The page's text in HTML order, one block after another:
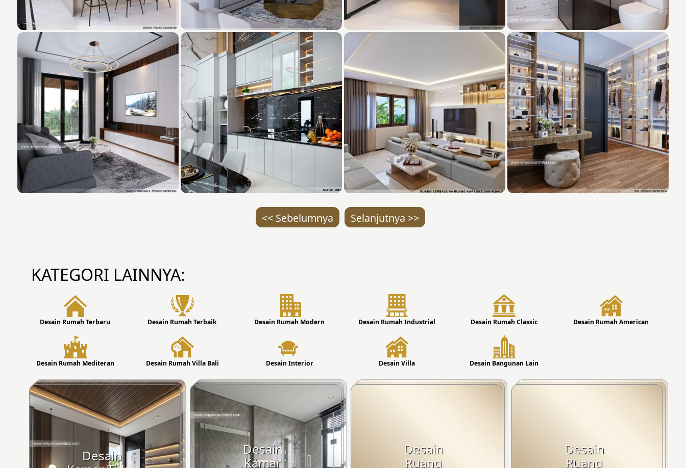
<< Sebelumnya Selanjutnya >>
KATEGORI LAINNYA:
Desain Rumah Terbaru Desain Rumah Terbaik Desain Rumah Modern Desain Rumah Industrial Desain Rumah Classic Desain Rumah American
Desain Rumah Mediteran Desain Rumah Villa Bali Desain Interior Desain Villa Desain Bangunan Lain
Desain
Desain
Kamar
Desain
Ruang
Desain
Ruang